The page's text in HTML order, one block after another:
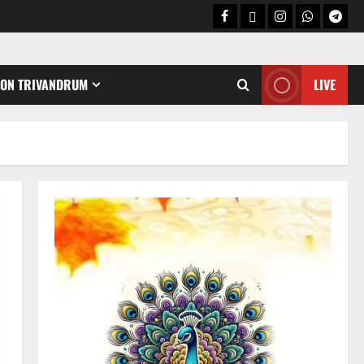
TRIVANDRUM LIVE
2
കൃഷ്ണ നാമജപവും കൃഷ്ണ
ജ്ഞാനവും
06/08/2026
3
Announcement / Upcoming Festivals
ഏകാദശി
05/08/2026 0